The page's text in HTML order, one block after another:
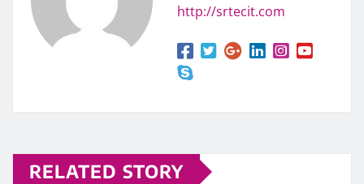
http://srtecit.com
RELATED STORY